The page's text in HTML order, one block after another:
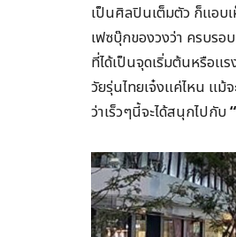
เป็นศิลปินเต็มตัว ก็แอบเ
เฟซบุ๊กของวงว่า ครบรอ
ที่ได้เป็นจุดเริ่มต้นหรือแร
วัยรุ่นไทยเจ๋งแค่ไหน แม้
ว่าเร็วๆนี้จะได้สนุกไปกับ“